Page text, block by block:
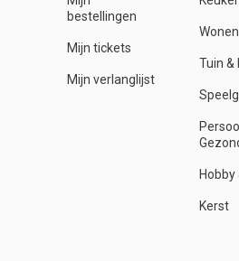
bestellingen
Mijn tickets
Mijn verlanglijst
Wonen
Tuin &
Hobby
Kerst